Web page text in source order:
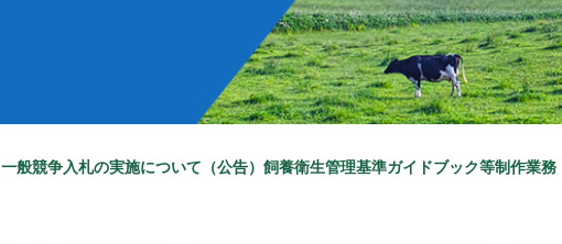
一般競争入札の実施について（公告）飼養衛生管理基準ガイドブック等制作業務